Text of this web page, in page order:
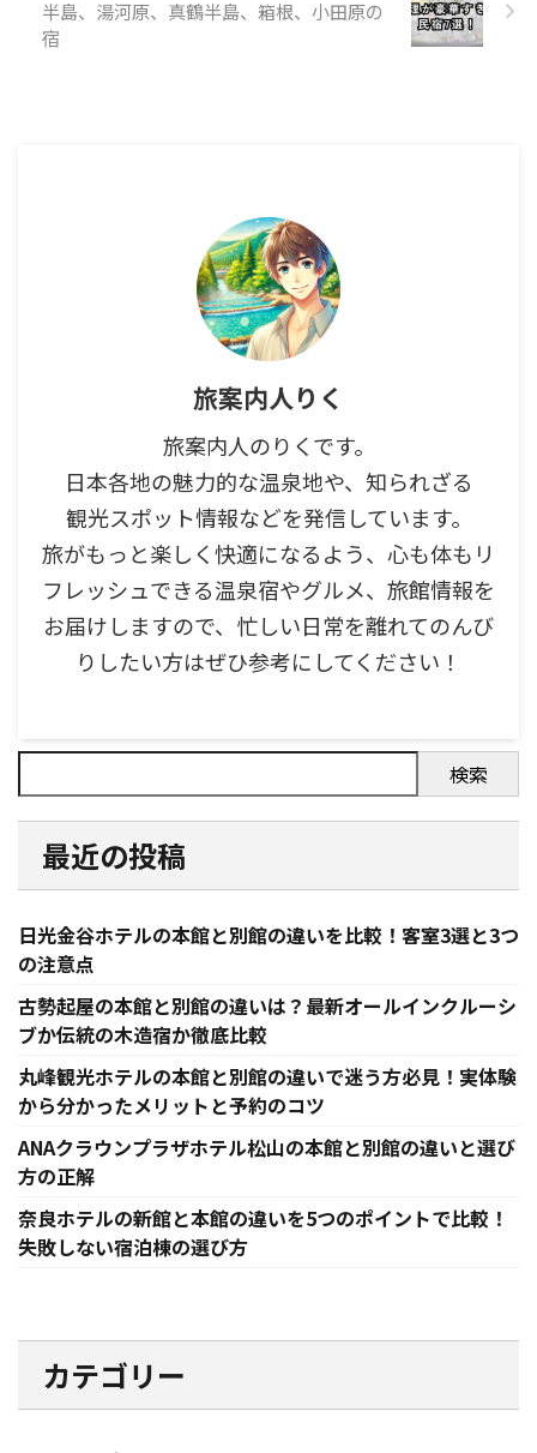
半島、湯河原、真鶴半島、箱根、小田原の
宿
旅案内人りく
旅案内人のりくです。
日本各地の魅力的な温泉地や、知られざる
観光スポット情報などを発信しています。
旅がもっと楽しく快適になるよう、心も体もリ
フレッシュできる温泉宿やグルメ、旅館情報を
お届けしますので、忙しい日常を離れてのんび
りしたい方はぜひ参考にしてください！
検索
最近の投稿
日光金谷ホテルの本館と別館の違いを比較！客室3選と3つ
の注意点
古勢起屋の本館と別館の違いは？最新オールインクルーシ
ブか伝統の木造宿か徹底比較
丸峰観光ホテルの本館と別館の違いで迷う方必見！実体験
から分かったメリットと予約のコツ
ANAクラウンプラザホテル松山の本館と別館の違いと選び
方の正解
奈良ホテルの新館と本館の違いを5つのポイントで比較！
失敗しない宿泊棟の選び方
カテゴリー